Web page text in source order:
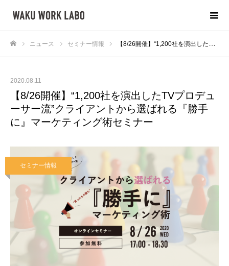
ニュース セミナー情報 【8/26開催】“1,200社を演出したTVプロデューサー流”クライアントから選ばれる『勝手に』マーケティング術セミナー
2020.08.11
【8/26開催】“1,200社を演出したTVプロデュ
ーサー流”クライアントから選ばれる『勝手
に』マーケティング術セミナー
セミナー情報